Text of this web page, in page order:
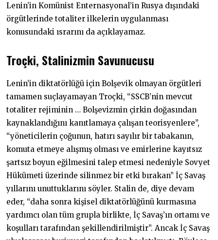
Lenin’in Komünist Enternasyonal’in Rusya dışındaki
örgütlerinde totaliter ilkelerin uygulanması
konusundaki ısrarını da açıklayamaz.
Troçki, Stalinizmin Savunucusu
Lenin’in diktatörlüğü için Bolşevik olmayan örgütleri
tamamen suçlayamayan Troçki, “SSCB’nin mevcut
totaliter rejiminin … Bolşevizmin çirkin doğasından
kaynaklandığını kanıtlamaya çalışan teorisyenlere”,
“yöneticilerin çoğunun, hatırı sayılır bir tabakanın,
komuta etmeye alışmış olması ve emirlerine kayıtsız
şartsız boyun eğilmesini talep etmesi nedeniyle Sovyet
Hükümeti üzerinde silinmez bir etki bırakan” İç Savaş
yıllarını unuttuklarını söyler. Stalin de, diye devam
eder, “daha sonra kişisel diktatörlüğünü kurmasına
yardımcı olan tüm grupla birlikte, İç Savaş’ın ortamı ve
koşulları tarafından şekillendirilmiştir”. Ancak İç Savaş